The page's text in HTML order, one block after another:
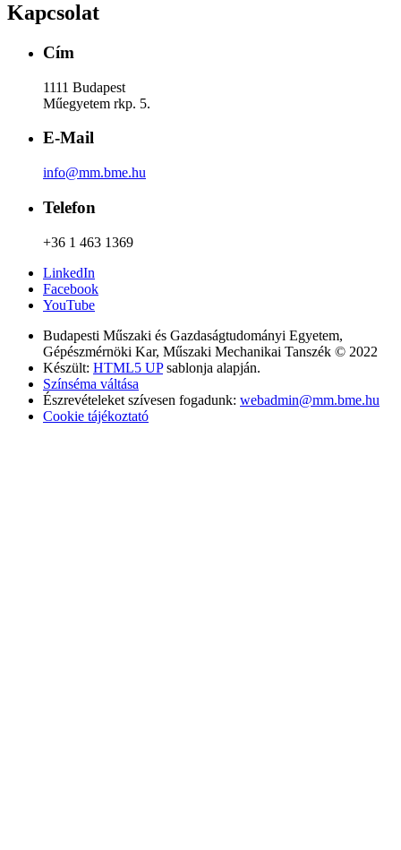
Kapcsolat
Cím
1111 Budapest
Műegyetem rkp. 5.
E-Mail
info@mm.bme.hu
Telefon
+36 1 463 1369
LinkedIn
Facebook
YouTube
Budapesti Műszaki és Gazdaságtudományi Egyetem,
Gépészmérnöki Kar, Műszaki Mechanikai Tanszék © 2022
Készült: HTML5 UPsablonja alapján.
Színséma váltása
Észrevételeket szívesen fogadunk: webadmin@mm.bme.hu
Cookie tájékoztató